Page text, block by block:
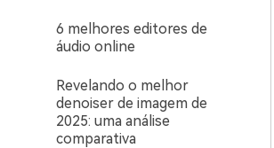
6 melhores editores de
áudio online
Revelando o melhor
denoiser de imagem de
2025: uma análise
comparativa